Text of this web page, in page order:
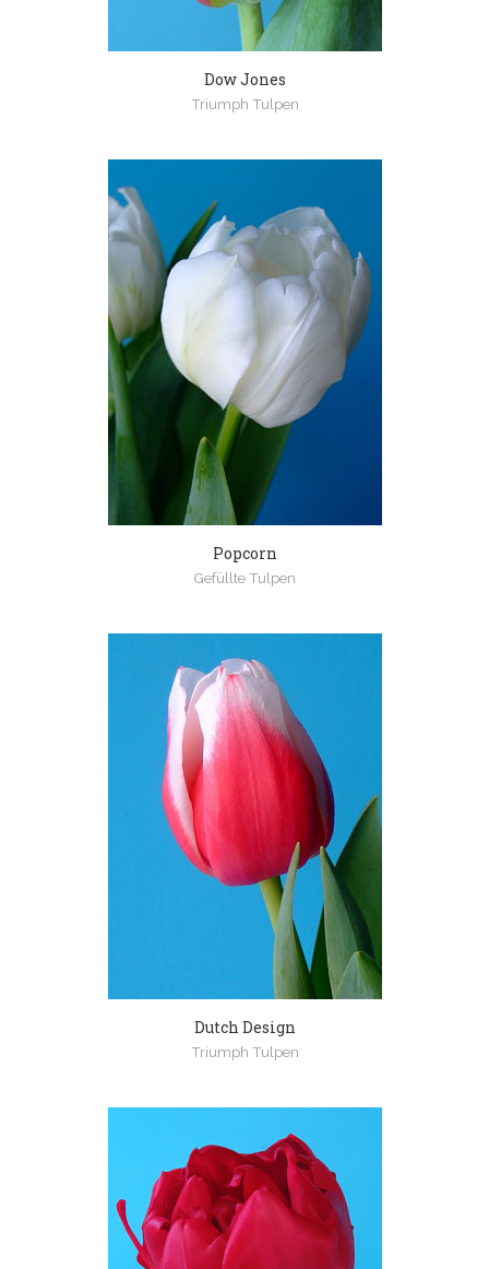
Dow Jones
Triumph Tulpen
Popcorn
Gefüllte Tulpen
Dutch Design
Triumph Tulpen